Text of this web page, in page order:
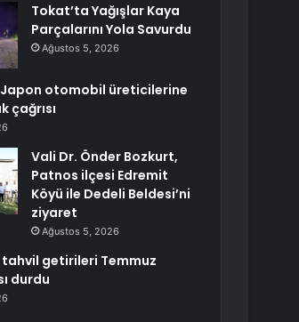
Tokat’ta Yağışlar Kaya
Parçalarını Yola Savurdu
Ağustos 5, 2026
otomobil üreticilerine
çağrısı
Vali Dr. Önder Bozkurt,
Patnos ilçesi Edremit
Köyü ile Dedeli Beldesi’ni
ziyaret
Ağustos 5, 2026
tahvil getirileri Temmuz
durdu